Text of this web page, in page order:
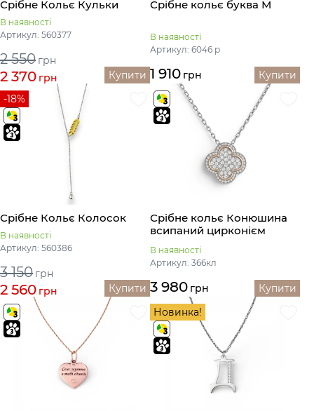
Срібне Кольє Кульки
В наявності
Артикул: 560377
2 550 грн
2 370 грн Купити
Срібне кольє буква М
В наявності
Артикул: 6046 р
1 910 грн
Купити
-18%
Срібне Кольє Колосок
В наявності
Артикул: 560386
3 150 грн
2 560 грн Купити
Срібне кольє Конюшина
всипаний цирконієм
В наявності
Артикул: 366кл
3 980 грн
Купити
Новинка!